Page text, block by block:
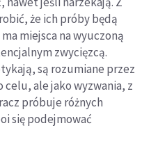
że ich próby będą
miejsca na wyuczoną
zwycięzcą.
są rozumiane przez
celu, ale jako wyzwania, z
próbuje różnych
się podejmować